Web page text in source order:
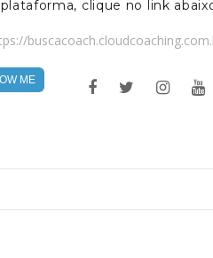
clique no link
ME